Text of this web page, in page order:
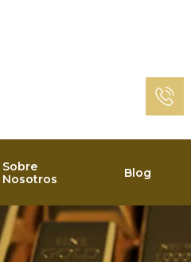
Sobre
Nosotros
Blog